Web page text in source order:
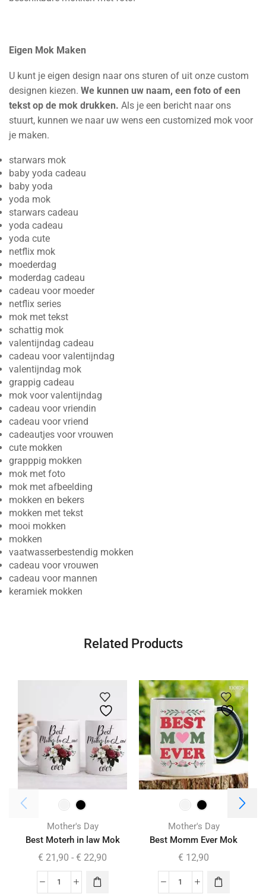
Eigen Mok Maken
U kunt je eigen design naar ons sturen of uit onze custom
designen kiezen. We kunnen uw naam, een foto of een
tekst op de mok drukken. Als je een bericht naar ons
stuurt, kunnen we naar uw wens een customized mok voor
je maken.
starwars mok
baby yoda cadeau
baby yoda
yoda mok
starwars cadeau
yoda cadeau
yoda cute
netflix mok
moederdag
moderdag cadeau
cadeau voor moeder
netflix series
mok met tekst
schattig mok
valentijndag cadeau
cadeau voor valentijndag
valentijndag mok
grappig cadeau
mok voor valentijndag
cadeau voor vriendin
cadeau voor vriend
cadeautjes voor vrouwen
cute mokken
grapppig mokken
mok met foto
mok met afbeelding
mokken en bekers
mokken met tekst
mooi mokken
mokken
vaatwasserbestendig mokken
cadeau voor vrouwen
cadeau voor mannen
keramiek mokken
Related Products
Mother's Day
Best Moterh in law Mok
€ 21,90 - € 22,90
Mother's Day
Best Momm Ever Mok
€ 12,90